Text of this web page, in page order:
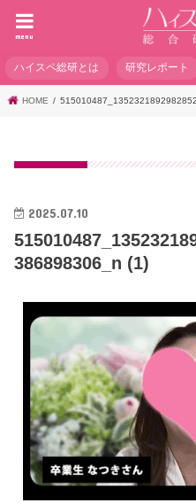
menu
ハイスペ総研とは 研究レポート
HOME
2025.07.10
386898306_n (1)